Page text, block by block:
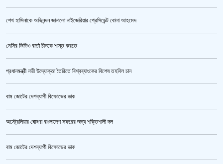
ভারতকে ভয় পেয়েই কি ফেলানী ও মোদিবিরোধী আন্দোলনের ছবি সরানো হয়েছে?’
শেখ হাসিনাকে অভিনন্দন জানালো নাইজেরিয়ার প্রেসিডেন্ট বোলা আহমেদ
মেসির ভিডিও বার্তা চীনকে শান্ত করতে
প্রধানমন্ত্রী নারী উদ্যোক্তা তৈরিতে বিশ্বব্যাংকের বিশেষ তহবিল চান
বাম জোটের দেশব্যাপী বিক্ষোভের ডাক
অস্ট্রেলিয়ার ঘোষণা বাংলাদেশ সফরের জন্য শক্তিশালী দল
বাম জোটের দেশব্যাপী বিক্ষোভের ডাক